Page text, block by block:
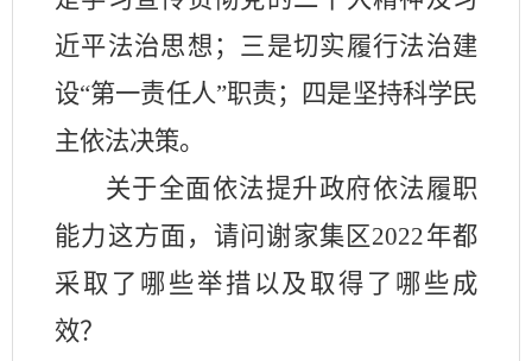
近平法治思想；三是切实履行法治建
设“第一责任人”职责；四是坚持科学民
主依法决策。
关于全面依法提升政府依法履职
能力这方面，请问谢家集区2022年都
采取了哪些举措以及取得了哪些成
效？